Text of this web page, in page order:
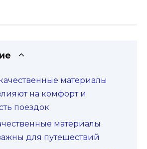
материалы
на комфорт и
поездок
материалы
для путешествий